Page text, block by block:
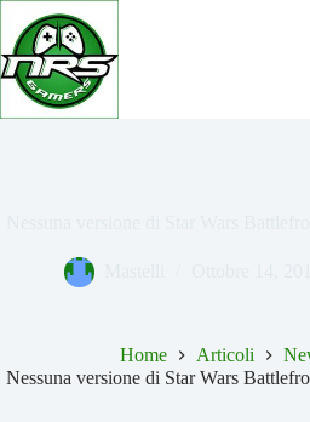
Salta
contenuto
Home Articoli
Nessuna versione di Star Wars